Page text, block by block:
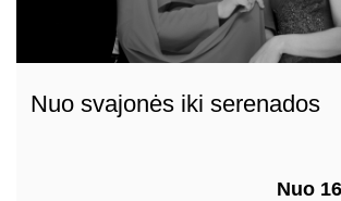
Nuo svajonės iki serenados
Nuo